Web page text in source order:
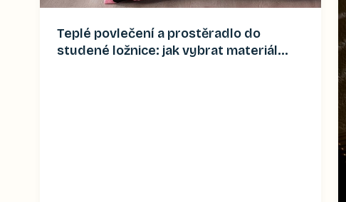
Teplé povlečení a prostěradlo do
studené ložnice: jak vybrat materiál